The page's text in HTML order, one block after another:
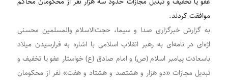
موافقت کردند.
به گزارش خبرگزاری صدا و سیما، حجت‌الاسلام والمسلمین محسنی
اژه‌ای در نامه‌ای به رهبر انقلاب اسلامی با اشاره به فرارسیدن میلاد
باسعادت پیامبر اسلام (ص) و امام صادق (ع) خواستار عفو یا تخفیف و
تبدیل مجازات «دو هزار و هشتصد و هشتاد و هفت» نفر از محکومان